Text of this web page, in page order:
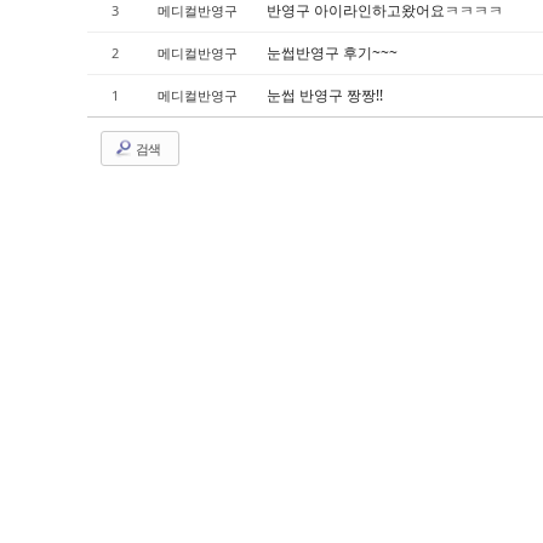
3 메디컬반영구 반영구 아이라인하고왔어요ㅋㅋㅋㅋ
2 메디컬반영구 눈썹반영구 후기~~~
1 메디컬반영구 눈썹 반영구 짱짱!!
검색